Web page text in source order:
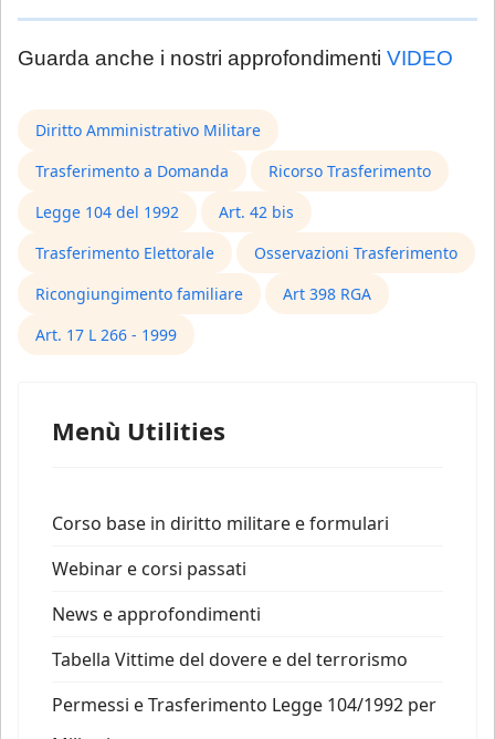
Guarda anche i nostri approfondimenti VIDEO
Diritto Amministrativo Militare
Trasferimento a Domanda
Ricorso Trasferimento
Legge 104 del 1992
Art. 42 bis
Trasferimento Elettorale
Osservazioni Trasferimento
Ricongiungimento familiare
Art 398 RGA
Art. 17 L 266 - 1999
Menù Utilities
Corso base in diritto militare e formulari
Webinar e corsi passati
News e approfondimenti
Tabella Vittime del dovere e del terrorismo
Permessi e Trasferimento Legge 104/1992 per